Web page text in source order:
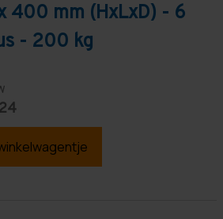
400 mm (HxLxD) - 6
- 200 kg